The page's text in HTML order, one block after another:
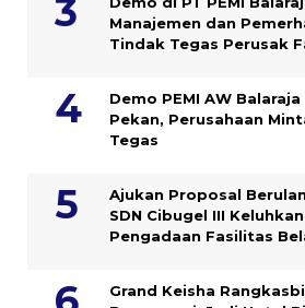
Manajemen dan
Tindak Tegas Perusak
Demo PEMI AW
Pekan, Perusahaan
Tegas
Ajukan Proposal
SDN Cibugel III
Pengadaan Fasilitas
Grand Keisha